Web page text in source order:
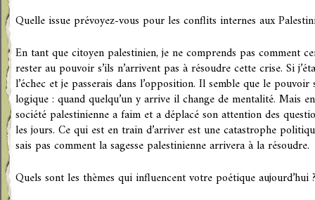
Quelle issue prévoyez-vous pour les conflits internes aux
En tant que citoyen palestinien, je ne comprends pas comment
rester au pouvoir s’ils n’arrivent pas à résoudre cette crise. Si
l’échec et je passerais dans l’opposition. Il semble que le
logique : quand quelqu’un y arrive il change de mentalité. Mais
société palestinienne a faim et a déplacé son attention des
les jours. Ce qui est en train d’arriver est une catastrophe
sais pas comment la sagesse palestinienne arrivera à la résoudre.
Quels sont les thèmes qui influencent votre poétique aujourd’hui